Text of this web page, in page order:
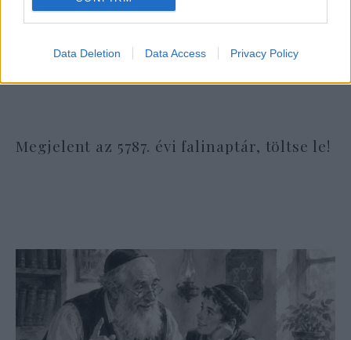
Data Deletion Data Access Privacy Policy
Megjelent az 5787. évi falinaptár, töltse le!